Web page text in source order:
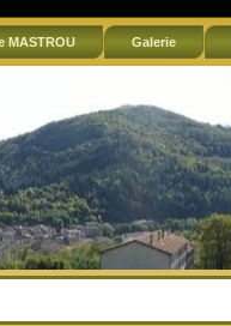
MASTROU Galerie